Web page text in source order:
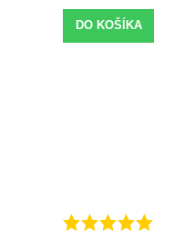
DO KOŠÍKA